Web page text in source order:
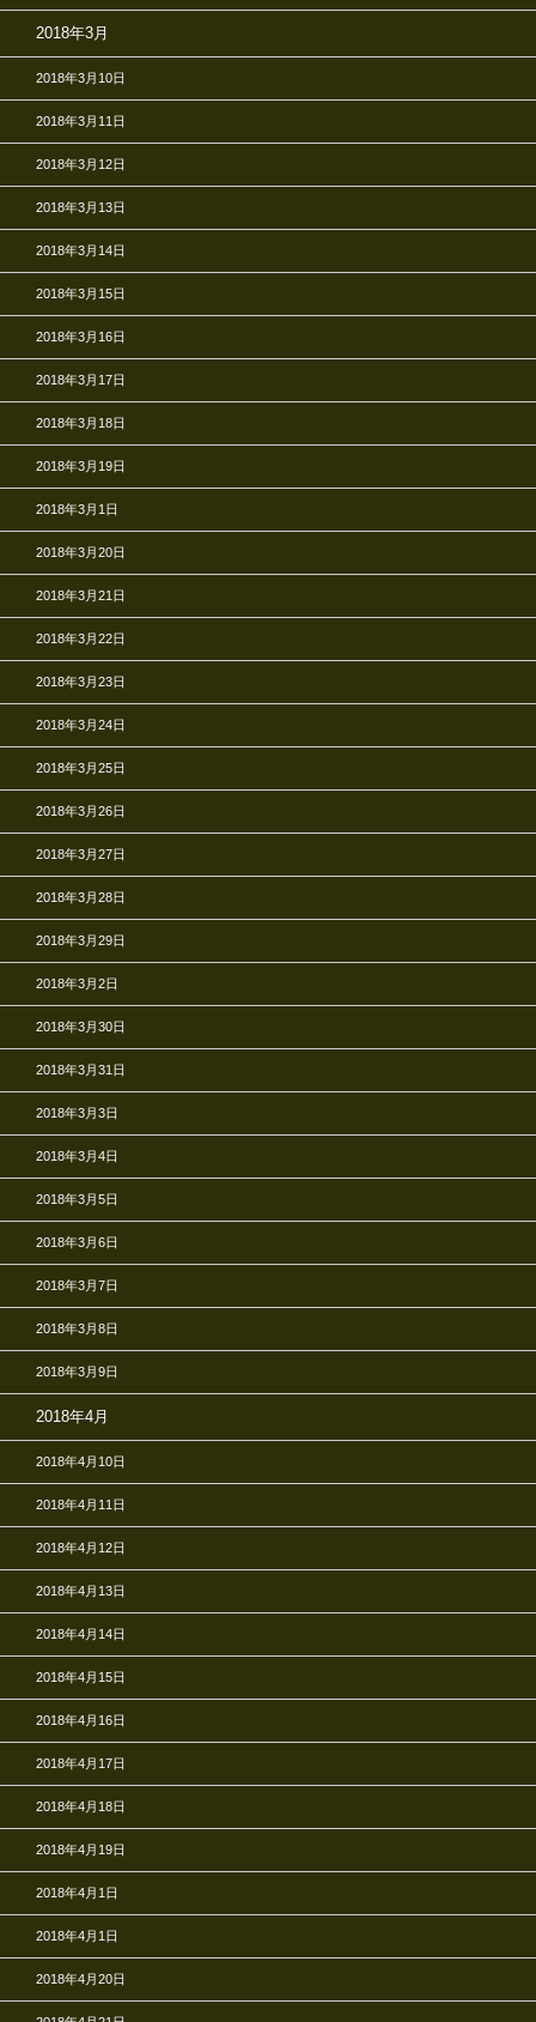
2018年3月
2018年3月10日
2018年3月11日
2018年3月12日
2018年3月13日
2018年3月14日
2018年3月15日
2018年3月16日
2018年3月17日
2018年3月18日
2018年3月19日
2018年3月1日
2018年3月20日
2018年3月21日
2018年3月22日
2018年3月23日
2018年3月24日
2018年3月25日
2018年3月26日
2018年3月27日
2018年3月28日
2018年3月29日
2018年3月2日
2018年3月30日
2018年3月31日
2018年3月3日
2018年3月4日
2018年3月5日
2018年3月6日
2018年3月7日
2018年3月8日
2018年3月9日
2018年4月
2018年4月10日
2018年4月11日
2018年4月12日
2018年4月13日
2018年4月14日
2018年4月15日
2018年4月16日
2018年4月17日
2018年4月18日
2018年4月19日
2018年4月1日
2018年4月1日
2018年4月20日